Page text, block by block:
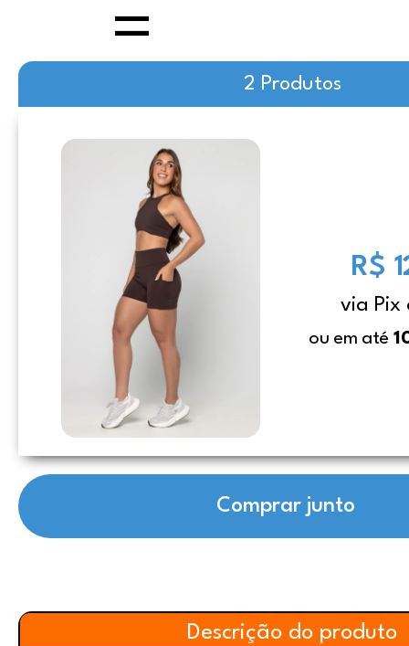
2 Produtos
R$
via Pix
ou em até
Comprar junto
Descrição do produto